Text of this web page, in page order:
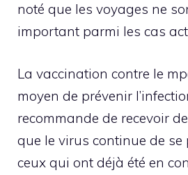
noté que les voyages ne
important parmi les cas
La vaccination contre le
moyen de prévenir
recommande de recevoir
que le virus continue de se
ceux qui ont déjà été en